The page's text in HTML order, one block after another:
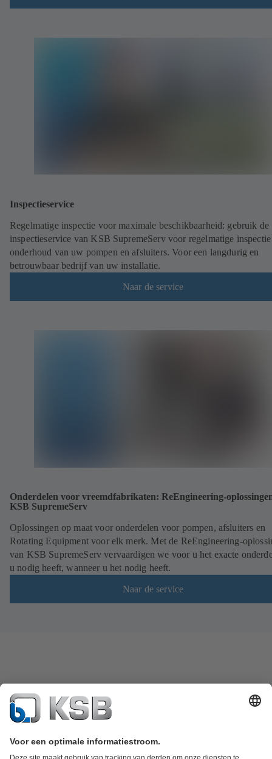
Inspectieservice
Regelmatige inspectie voor maximale beschikbaarheid: gebruik de
inspectieservice van KSB SupremeServ voor regelmatige
onderhoud van uw pompen en afsluiters. Voor een langdurig en
betrouwbaar bedrijf van uw installatie.
Naar de service
Onderdelen voor vreemdfabrikaten: ReEngineering-
KSB SupremeServ
Oplossingen op maat voor onderdelen voor pompen, afsluiters en
Rotating Equipment voor elk merk. Met de ReEngineering-
van KSB SupremeServ vervaardigen we voor u het exacte
u nodig heeft, wanneer u het nodig heeft.
Naar de service